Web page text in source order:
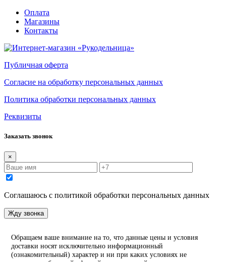
Оплата
Магазины
Контакты
Публичная оферта
Согласие на обработку персональных данных
Политика обработки персональных данных
Реквизиты
Заказать звонок
×
Соглашаюсь с политикой обработки персональных данных
Жду звонка
Обращаем ваше внимание на то, что данные цены и условия
доставки носят исключительно информационный
(ознакомительный) характер и ни при каких условиях не